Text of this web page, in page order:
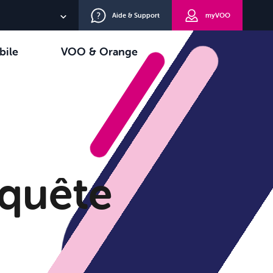
NL
Aide & Support myVOO
VOO & Orange